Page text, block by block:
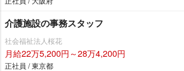
介護施設の事務スタッフ
社会福祉法人桜花
月給22万5,200円～28万4,200円
正社員 / 東京都